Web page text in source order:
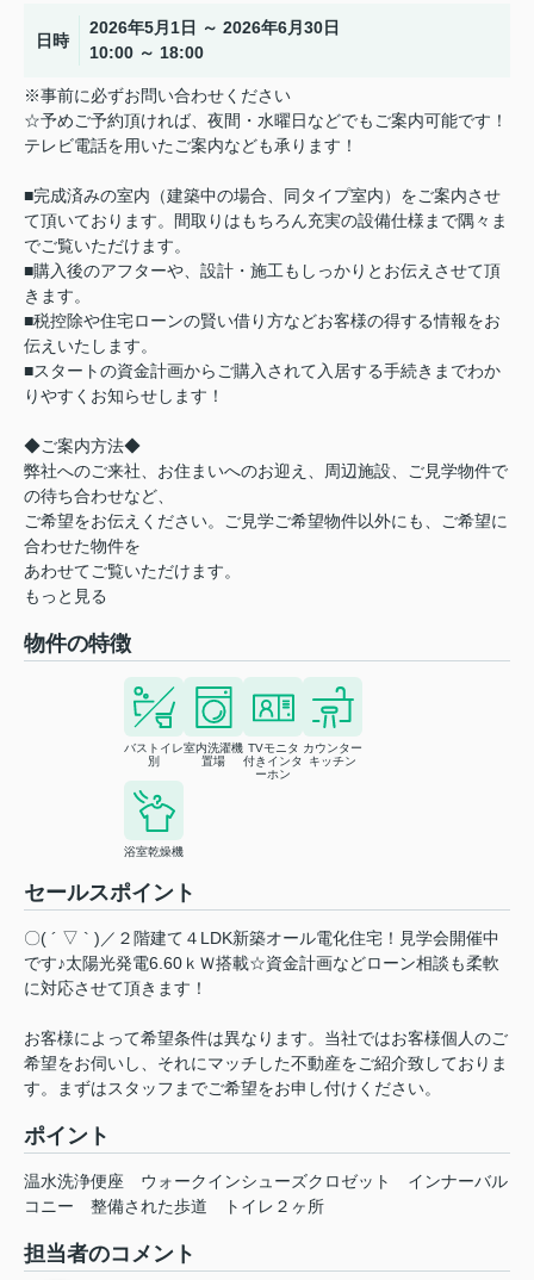
日時
2026年5月1日 ～ 2026年6月30日
10:00 ～ 18:00
※事前に必ずお問い合わせください
☆予めご予約頂ければ、夜間・水曜日などでもご案内可能です！
テレビ電話を用いたご案内なども承ります！
■完成済みの室内（建築中の場合、同タイプ室内）をご案内させ
て頂いております。間取りはもちろん充実の設備仕様まで隅々ま
でご覧いただけます。
■購入後のアフターや、設計・施工もしっかりとお伝えさせて頂
きます。
■税控除や住宅ローンの賢い借り方などお客様の得する情報をお
伝えいたします。
■スタートの資金計画からご購入されて入居する手続きまでわか
りやすくお知らせします！
◆ご案内方法◆
弊社へのご来社、お住まいへのお迎え、周辺施設、ご見学物件で
の待ち合わせなど、
ご希望をお伝えください。ご見学ご希望物件以外にも、ご希望に
合わせた物件を
あわせてご覧いただけます。
もっと見る
物件の特徴
バストイレ
別
室内洗濯機
置場
TVモニタ
付きインタ
ーホン
カウンター
キッチン
浴室乾燥機
セールスポイント
〇( ´ ▽ ` )／２階建て４LDK新築オール電化住宅！見学会開催中
です♪太陽光発電6.60ｋＷ搭載☆資金計画などローン相談も柔軟
に対応させて頂きます！
お客様によって希望条件は異なります。当社ではお客様個人のご
希望をお伺いし、それにマッチした不動産をご紹介致しておりま
す。まずはスタッフまでご希望をお申し付けください。
ポイント
温水洗浄便座 ウォークインシューズクロゼット
インナーバル
コニー
整備された歩道 トイレ２ヶ所
担当者のコメント